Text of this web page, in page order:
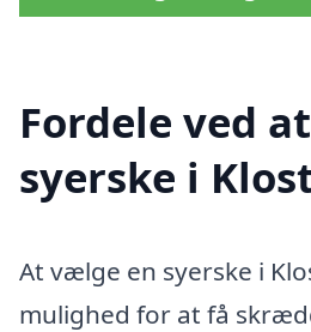
Fordele ved
syerske i
At vælge en syerske i
mulighed for at få